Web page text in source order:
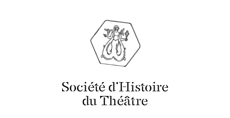
Société d'Histoire
du Théâtre